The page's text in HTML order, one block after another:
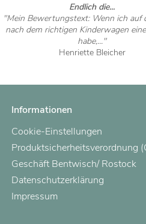
Endlich die...
"Mein Bewertungstext: Wenn ich auf
nach dem richtigen Kinderwagen
habe,..."
Henriette Bleicher
Informationen
Cookie-Einstellungen
Produktsicherheitsverordnung
Geschäft Bentwisch/ Rostock
Datenschutzerklärung
Impressum